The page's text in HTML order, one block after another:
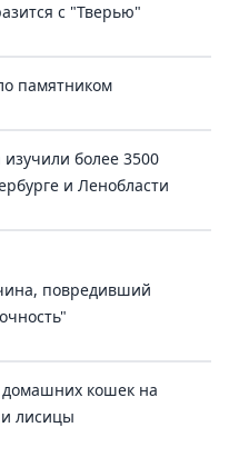
с "Тверью"
памятником
более 3500
и Ленобласти
повредивший
домашних кошек на
лисицы